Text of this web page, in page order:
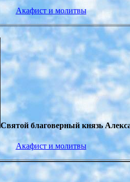
Акафист и молитвы
Святой благоверный князь
Акафист и молитвы